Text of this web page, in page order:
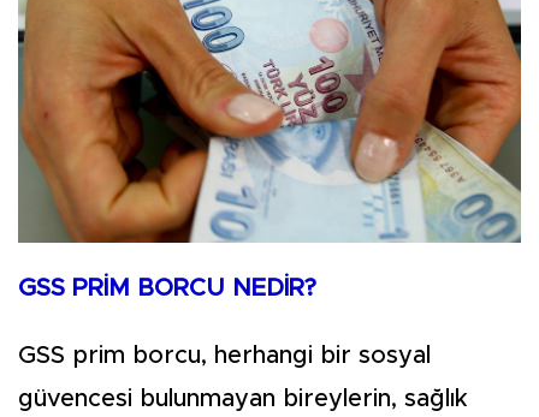
GSS PRİM BORCU NEDİR?
GSS prim borcu, herhangi bir sosyal
güvencesi bulunmayan bireylerin, sağlık